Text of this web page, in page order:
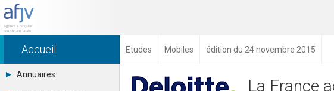
Accueil Etudes Mobiles édition du 24 novembre 2015
Annuaires
La France